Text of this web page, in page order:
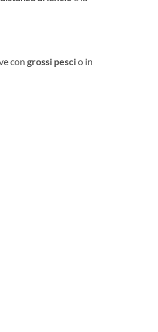
con grossi pescio in